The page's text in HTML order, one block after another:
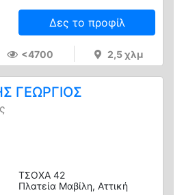
Δες το προφίλ
<4700 2,5 χλμ
ΓΕΩΡΓΙΟΣ
ΤΣΟΧΑ 42
Πλατεία Μαβίλη, Αττική